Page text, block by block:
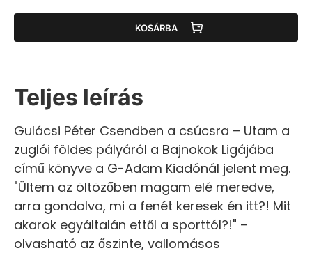
KOSÁRBA
Teljes leírás
Gulácsi Péter Csendben a csúcsra – Utam a
zuglói földes pályáról a Bajnokok Ligájába
című könyve a G-Adam Kiadónál jelent meg.
"Ültem az öltözőben magam elé meredve,
arra gondolva, mi a fenét keresek én itt?! Mit
akarok egyáltalán ettől a sporttól?!" –
olvasható az őszinte, vallomásos